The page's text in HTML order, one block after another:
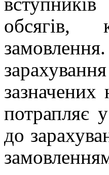
обсягів,
потрапляє
до